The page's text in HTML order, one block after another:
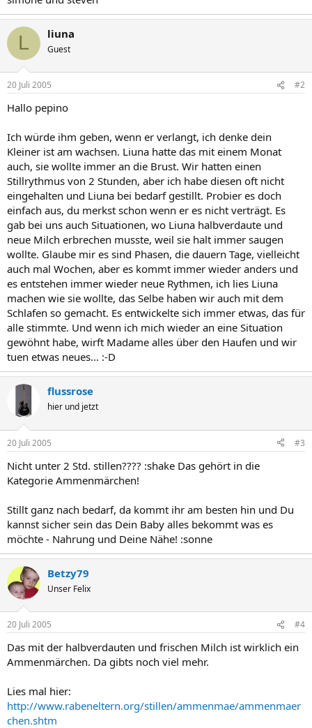
L liuna
Guest
20 Juli 2005 #2
Hallo pepino
Ich würde ihm geben, wenn er verlangt, ich denke dein
Kleiner ist am wachsen. Liuna hatte das mit einem Monat
auch, sie wollte immer an die Brust. Wir hatten einen
Stillrythmus von 2 Stunden, aber ich habe diesen oft nicht
eingehalten und Liuna bei bedarf gestillt. Probier es doch
einfach aus, du merkst schon wenn er es nicht verträgt. Es
gab bei uns auch Situationen, wo Liuna halbverdaute und
neue Milch erbrechen musste, weil sie halt immer saugen
wollte. Glaube mir es sind Phasen, die dauern Tage, vielleicht
auch mal Wochen, aber es kommt immer wieder anders und
es entstehen immer wieder neue Rythmen, ich lies Liuna
machen wie sie wollte, das Selbe haben wir auch mit dem
Schlafen so gemacht. Es entwickelte sich immer etwas, das für
alle stimmte. Und wenn ich mich wieder an eine Situation
gewöhnt habe, wirft Madame alles über den Haufen und wir
tuen etwas neues... :-D
flussrose
hier und jetzt
20 Juli 2005 #3
Nicht unter 2 Std. stillen???? :shake Das gehört in die
Kategorie Ammenmärchen!
Stillt ganz nach bedarf, da kommt ihr am besten hin und Du
kannst sicher sein das Dein Baby alles bekommt was es
möchte - Nahrung und Deine Nähe! :sonne
Betzy79
Unser Felix
20 Juli 2005 #4
Das mit der halbverdauten und frischen Milch ist wirklich ein
Ammenmärchen. Da gibts noch viel mehr.
Lies mal hier:
http://www.rabeneltern.org/stillen/ammenmae/ammenmaer
chen.shtm